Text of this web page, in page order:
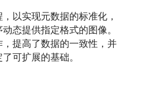
以实现元数据的标准化，
态提供指定格式的图像。
提高了数据的一致性，并
可扩展的基础。